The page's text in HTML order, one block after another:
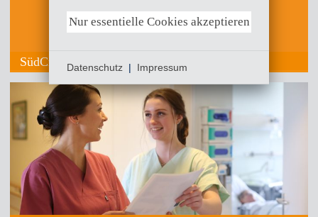
SüdCrew – Bei uns sind Sie richtig an Bord.
Nur essentielle Cookies akzeptieren
Datenschutz | Impressum